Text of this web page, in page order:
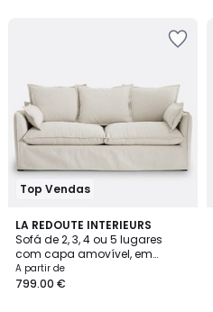
Top Vendas
LA REDOUTE INTERIEURS
Sofá de 2, 3, 4 ou 5 lugares
com capa amovível, em
poliéster, ODNA
A partir de
799.00 €
4,2
/ 5
4
Cores